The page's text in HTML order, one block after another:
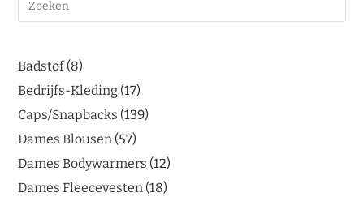
Badstof 8
Bedrijfs-Kleding 17
Caps/Snapbacks 139
Dames Blousen 57
Dames Bodywarmers 12
Dames Fleecevesten 18